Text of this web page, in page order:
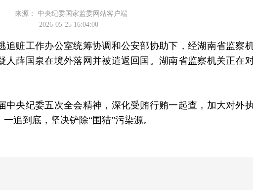
来源：
中央纪委国家监委网站客户端
2026-05-25 16:04:00
追赃工作办公室统筹协调和公安部协助下，经湖南省监察
人薛国泉在境外落网并被遣返回国。湖南省监察机关正在
中央纪委五次全会精神，深化受贿行贿一起查，加大对外
追到底，坚决铲除“围猎”污染源。